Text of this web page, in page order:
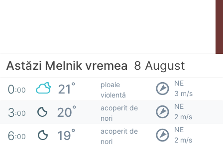
Astăzi Melnik vremea 8 August
0:00 21°
ploaie
violentă
NE
3 m/s
3:00 20°
acoperit de
nori
NE
2 m/s
6:00 19°
acoperit de
nori
NE
2 m/s